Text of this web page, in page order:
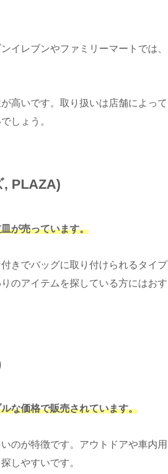
イレブンやファミリーマートでは、
高いです。取り扱いは店舗によって
しょう。
, PLAZA)
が売っています。
きでバッグに取り付けられるタイプ
のアイテムを探している方にはおす
な価格で販売されています。
のが特徴です。アウトドアや車内用
しやすいです。